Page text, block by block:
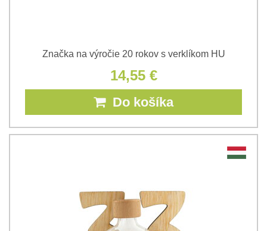
Značka na výročie 20 rokov s verklíkom HU
14,55 €
Do košíka